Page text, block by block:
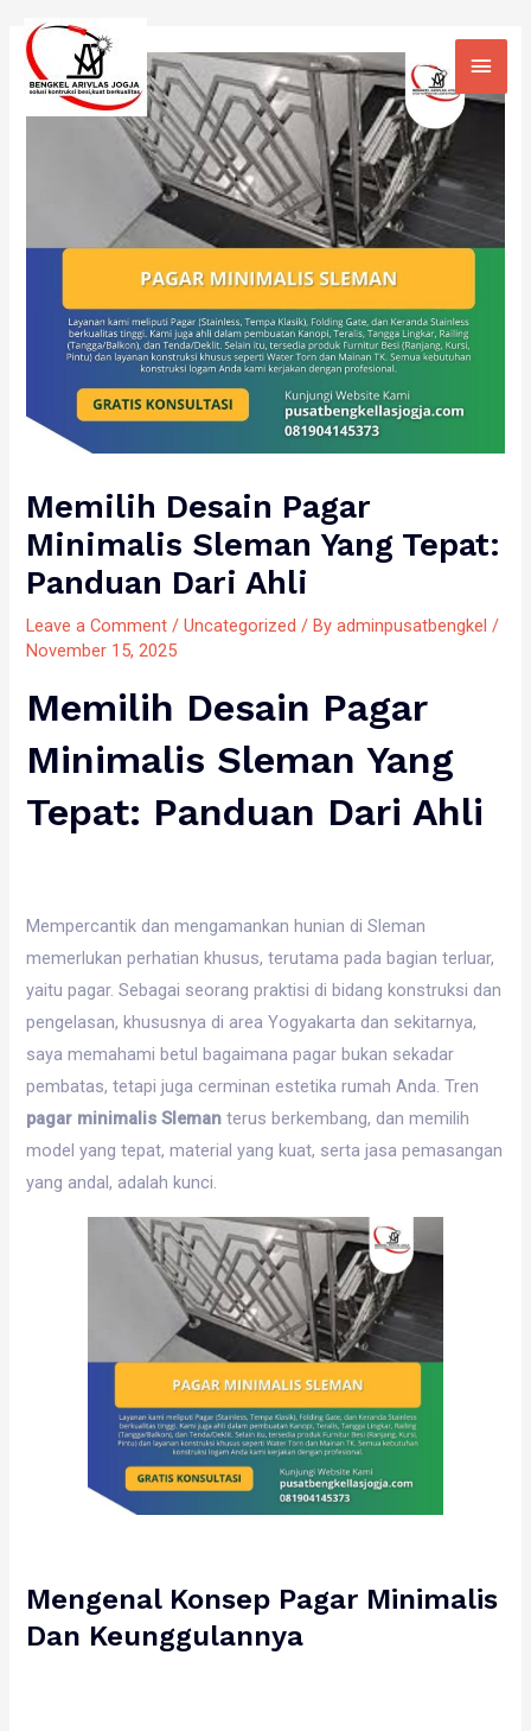
content
Memilih Desain Pagar
Minimalis Sleman Yang Tepat:
Panduan Dari Ahli
Leave a Comment /Uncategorized / Byadminpusatbengkel/
November 15, 2025
Memilih Desain Pagar
Minimalis Sleman Yang
Tepat: Panduan Dari Ahli
Mempercantik dan mengamankan hunian di Sleman
memerlukan perhatian khusus, terutama pada bagian terluar,
yaitu pagar. Sebagai seorang praktisi di bidang konstruksi dan
pengelasan, khususnya di area Yogyakarta dan sekitarnya,
saya memahami betul bagaimana pagar bukan sekadar
pembatas, tetapi juga cerminan estetika rumah Anda. Tren
pagar minimalis Sleman terus berkembang, dan memilih
model yang tepat, material yang kuat, serta jasa pemasangan
yang andal, adalah kunci.
Mengenal Konsep Pagar Minimalis
Dan Keunggulannya